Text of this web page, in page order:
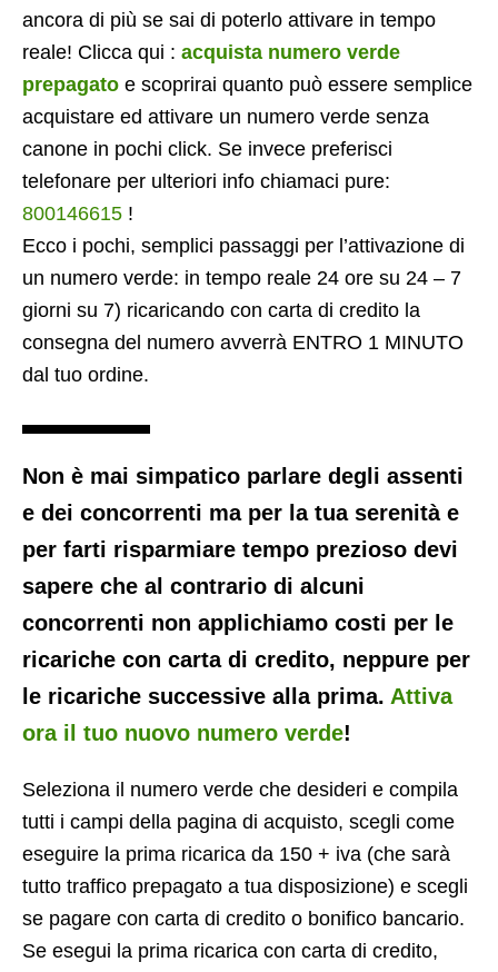
ancora di più se sai di poterlo attivare in tempo
reale! Clicca qui : acquista numero verde
prepagato e scoprirai quanto può essere semplice
acquistare ed attivare un numero verde senza
canone in pochi click. Se invece preferisci
telefonare per ulteriori info chiamaci pure:
800146615 !
Ecco i pochi, semplici passaggi per l’attivazione di
un numero verde: in tempo reale 24 ore su 24 – 7
giorni su 7) ricaricando con carta di credito la
consegna del numero avverrà ENTRO 1 MINUTO
dal tuo ordine.
Non è mai simpatico parlare degli assenti
e dei concorrenti ma per la tua serenità e
per farti risparmiare tempo prezioso devi
sapere che al contrario di alcuni
concorrenti non applichiamo costi per le
ricariche con carta di credito, neppure per
le ricariche successive alla prima. Attiva
ora il tuo nuovo numero verde!
Seleziona il numero verde che desideri e compila
tutti i campi della pagina di acquisto, scegli come
eseguire la prima ricarica da 150 + iva (che sarà
tutto traffico prepagato a tua disposizione) e scegli
se pagare con carta di credito o bonifico bancario.
Se esegui la prima ricarica con carta di credito,